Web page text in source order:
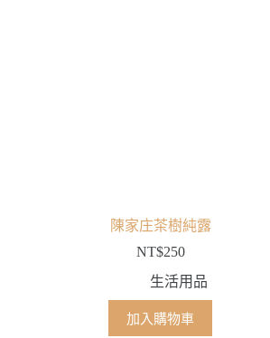
陳家庄茶樹純露
NT$250
生活用品
加入購物車